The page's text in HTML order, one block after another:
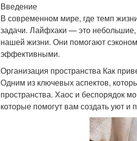
Введение
В современном мире, где темп
задачи. Лайфхаки — это небольшие,
нашей жизни. Они помогают
эффективными.
Организация пространства Как
Одним из ключевых аспектов,
пространства. Хаос и беспорядок
которые помогут вам создать уют